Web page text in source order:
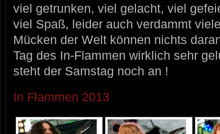
viel getrunken, viel gelacht, viel
viel Spaß, leider auch verdammt
Mücken der Welt können nichts
Tag des In-Flammen wirklich sehr
steht der Samstag noch an !
In Flammen 2013